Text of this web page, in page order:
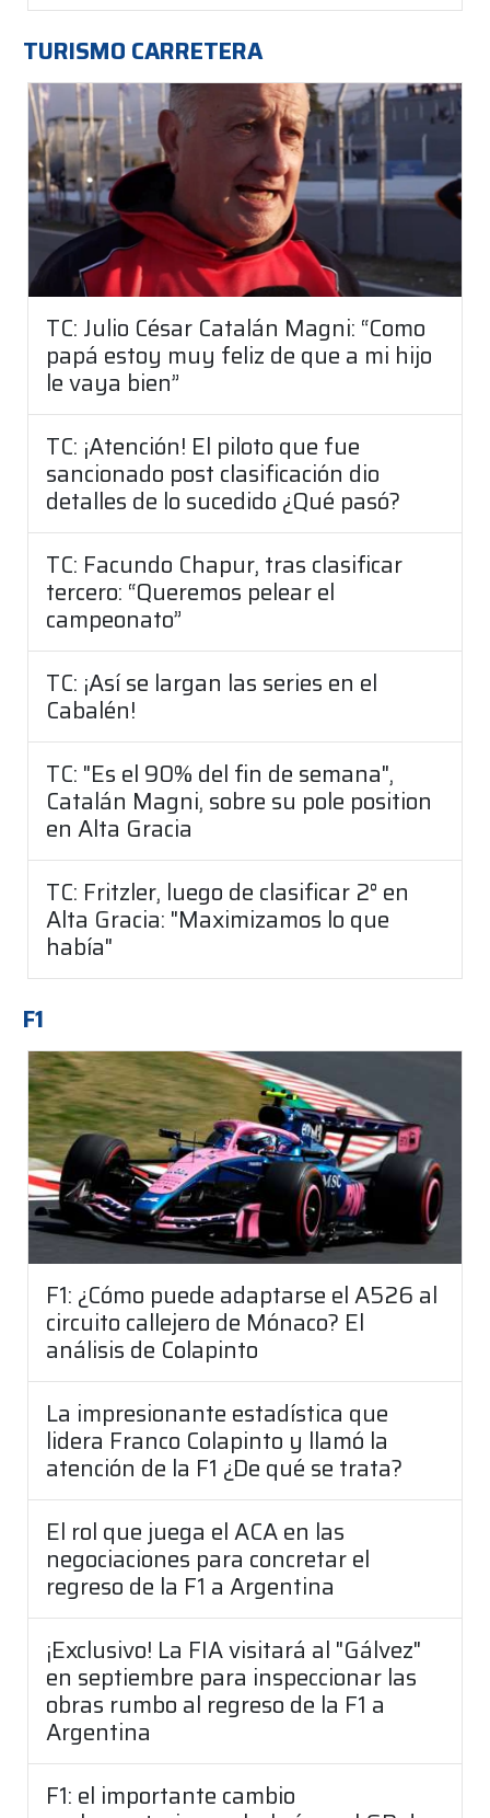
TURISMO CARRETERA
TC: Julio César Catalán Magni: “Como
papá estoy muy feliz de que a mi hijo
le vaya bien”
TC: ¡Atención! El piloto que fue
sancionado post clasificación dio
detalles de lo sucedido ¿Qué pasó?
TC: Facundo Chapur, tras clasificar
tercero: “Queremos pelear el
campeonato”
TC: ¡Así se largan las series en el
Cabalén!
TC: "Es el 90% del fin de semana",
Catalán Magni, sobre su pole position
en Alta Gracia
TC: Fritzler, luego de clasificar 2° en
Alta Gracia: "Maximizamos lo que
había"
F1
F1: ¿Cómo puede adaptarse el A526 al
circuito callejero de Mónaco? El
análisis de Colapinto
La impresionante estadística que
lidera Franco Colapinto y llamó la
atención de la F1 ¿De qué se trata?
El rol que juega el ACA en las
negociaciones para concretar el
regreso de la F1 a Argentina
¡Exclusivo! La FIA visitará al "Gálvez"
en septiembre para inspeccionar las
obras rumbo al regreso de la F1 a
Argentina
F1: el importante cambio